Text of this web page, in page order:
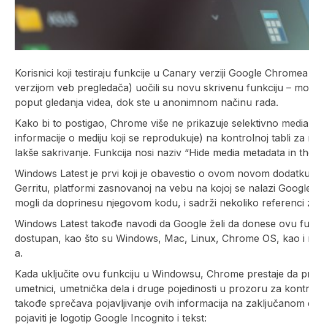
Korisnici koji testiraju funkcije u Canary verziji Google
verzijom veb pregledača) uočili su novu skrivenu funkciju –
poput gledanja videa, dok ste u anonimnom načinu rada.
Kako bi to postigao, Chrome više ne prikazuje selektivno
informacije o mediju koji se reprodukuje) na kontrolnoj tabli za
lakše sakrivanje. Funkcija nosi naziv “Hide media metadata in
Windows Latest je prvi koji je obavestio o ovom novom
Gerritu, platformi zasnovanoj na vebu na kojoj se nalazi
mogli da doprinesu njegovom kodu, i sadrži nekoliko
Windows Latest takođe navodi da Google želi da donese ovu
dostupan, kao što su Windows, Mac, Linux, Chrome OS, kao
a.
Kada uključite ovu funkciju u Windowsu, Chrome prestaje da
umetnici, umetnička dela i druge pojedinosti u prozoru za
takođe sprečava pojavljivanje ovih informacija na
pojaviti je logotip Google Incognito i tekst: